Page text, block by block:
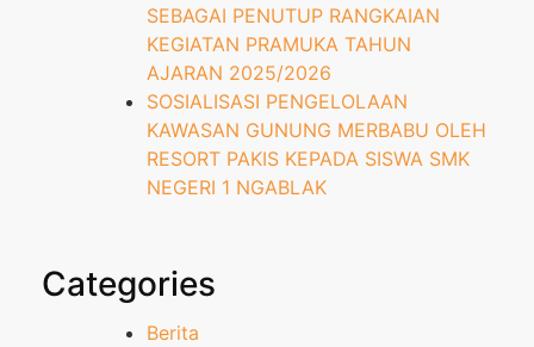
SEBAGAI PENUTUP RANGKAIAN
KEGIATAN PRAMUKA TAHUN
AJARAN 2025/2026
SOSIALISASI PENGELOLAAN
KAWASAN GUNUNG MERBABU OLEH
RESORT PAKIS KEPADA SISWA SMK
NEGERI 1 NGABLAK
Categories
Berita